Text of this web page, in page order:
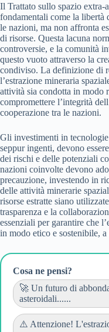
Il Trattato sullo spazio extra-
fondamentali come la libertà
le nazioni, ma non affronta
di risorse. Questa lacuna
controversie, e la comunità
questo vuoto attraverso la
condiviso. La definizione di
l’estrazione mineraria
attività sia condotta in modo
compromettere l’integrità
cooperazione tra le nazioni.
Gli investimenti in tecnologie
seppur ingenti, devono
dei rischi e delle potenziali
nazioni coinvolte devono
precauzione, investendo in
delle attività minerarie
risorse estratte siano
trasparenza e la
essenziali per garantire che
in modo etico e sostenibile,
Cosa ne pensi?
🚀 Un futuro di
asteroidali......
⚠️ Attenzione!